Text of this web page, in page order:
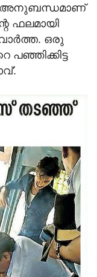
അനുബന്ധമാണ്
ഫലമായി
ഒരു